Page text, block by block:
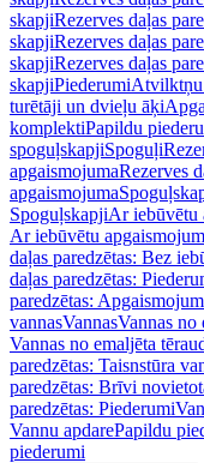
skapjiRezerves daļas
skapjiRezerves daļas
skapjiRezerves daļas
skapjiPiederumiAtvilktņu
turētāji un dvieļu āķi
komplektiPapildu
spoguļskapjiSpoguļi
apgaismojumaRezerves
apgaismojuma
SpoguļskapjiAr iebūvētu
Ar iebūvētu
daļas paredzētas: Bez
daļas paredzētas:
paredzētas:
vannasVannasVannas no
Vannas no emaljēta
paredzētas: Taisnstūra
paredzētas: Brīvi
paredzētas: Piederumi
Vannu apdarePapildu
piederumi